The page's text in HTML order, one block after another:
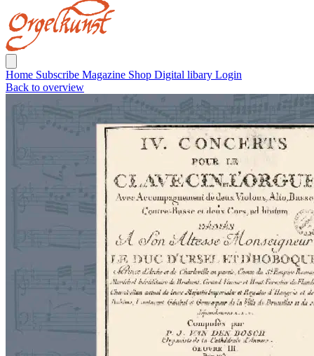
Home Subscribe Magazine Shop Digital libary Login
Back to overview